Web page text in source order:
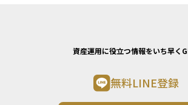
資産運用に役立つ情報をいち早く
無料LINE登録